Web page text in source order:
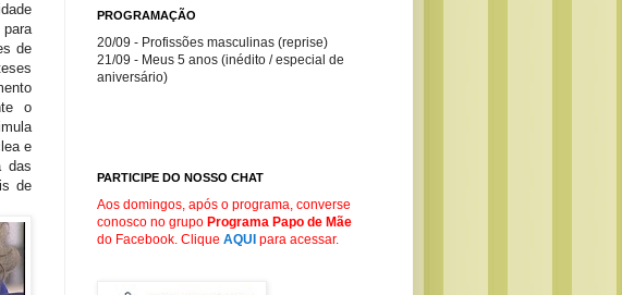
de
o
e
das
de
PROGRAMAÇÃO
20/09 - Profissões masculinas (reprise)
21/09 - Meus 5 anos (inédito / especial de
aniversário)
PARTICIPE DO NOSSO CHAT
Aos domingos, após o programa, converse
conosco no grupo Programa Papo de Mãe
do Facebook . Clique AQUI para acessar.